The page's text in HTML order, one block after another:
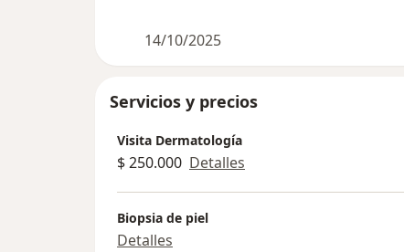
14/10/2025
Servicios y precios
Visita Dermatología
$ 250.000 Detalles
Biopsia de piel
Detalles